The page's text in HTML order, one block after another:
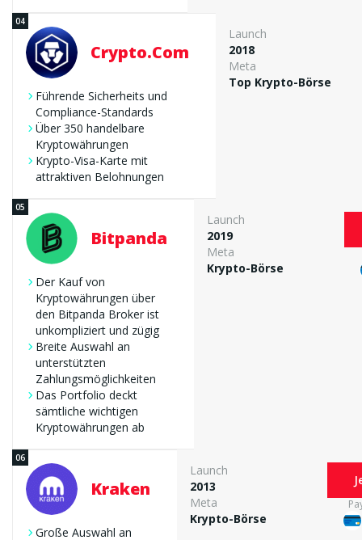
Crypto.com
Führende Sicherheits und
Compliance-Standards
Über 350 handelbare
Kryptowährungen
Krypto-Visa-Karte mit
attraktiven Belohnungen
Launch
2018
Meta
Top Krypto-Börse
Bitpanda
Der Kauf von
Kryptowährungen über
den Bitpanda Broker ist
unkompliziert und zügig
Breite Auswahl an
unterstützten
Zahlungsmöglichkeiten
Das Portfolio deckt
sämtliche wichtigen
Kryptowährungen ab
Launch
2019
Meta
Krypto-Börse
Kraken
Große Auswahl an
Launch
2013
Meta
Krypto-Börse